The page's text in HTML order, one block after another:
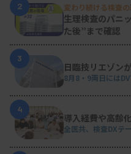
2 変わり続ける検査
生理検査のパニ
た後”まで確認
3
日臨技リエゾン
8月8・9両日には
4
導入経費や高齢
全医共、検査DXテ